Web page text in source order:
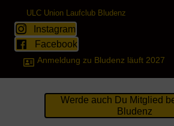
ULC Union Laufclub Bludenz
Instagram
Facebook
Anmeldung zu Bludenz läuft 2027
Werde auch Du Mitglied
Bludenz